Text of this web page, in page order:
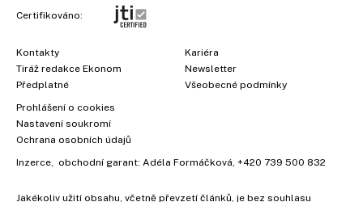
Certifikováno:
Kontakty
Tiráž redakce Ekonom
Předplatné
Kariéra
Newsletter
Všeobecné podmínky
Prohlášení o cookies
Nastavení soukromí
Ochrana osobních údajů
Inzerce , obchodní garant: Adéla Formáčková +420 739 500 832
Jakékoliv užití obsahu, včetně převzetí článků, je bez souhlasu